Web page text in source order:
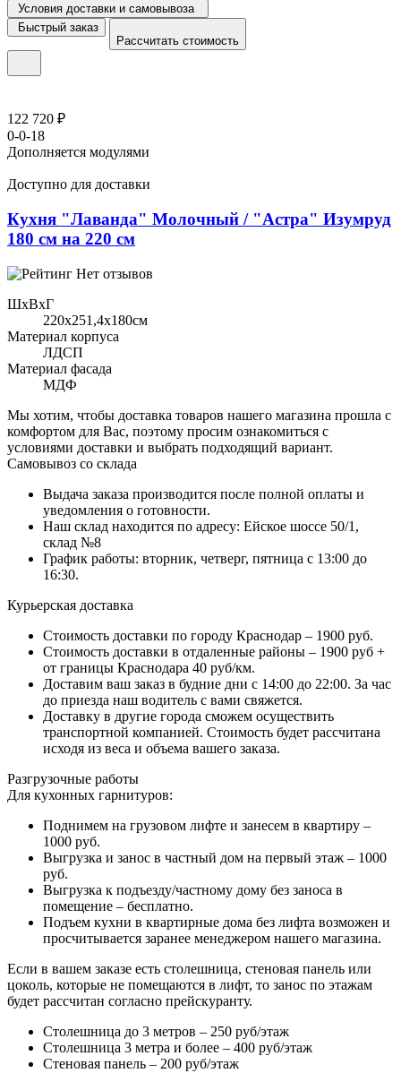
Условия доставки и самовывоза
Быстрый заказ
Рассчитать стоимость
122 720 ₽
0-0-18
Дополняется модулями
Доступно для доставки
Кухня "Лаванда" Молочный / "Астра" Изумруд
180 см на 220 см
Нет отзывов
ШхВхГ
220x251,4х180см
Материал корпуса
ЛДСП
Материал фасада
МДФ
Мы хотим, чтобы доставка товаров нашего магазина прошла с
комфортом для Вас, поэтому просим ознакомиться с
условиями доставки и выбрать подходящий вариант.
Самовывоз со склада
Выдача заказа производится после полной оплаты и
уведомления о готовности.
Наш склад находится по адресу: Ейское шоссе 50/1,
склад №8
График работы: вторник, четверг, пятница с 13:00 до
16:30.
Курьерская доставка
Стоимость доставки по городу Краснодар – 1900 руб.
Стоимость доставки в отдаленные районы – 1900 руб +
от границы Краснодара 40 руб/км.
Доставим ваш заказ в будние дни с 14:00 до 22:00. За час
до приезда наш водитель с вами свяжется.
Доставку в другие города сможем осуществить
транспортной компанией. Стоимость будет рассчитана
исходя из веса и объема вашего заказа.
Разгрузочные работы
Для кухонных гарнитуров:
Поднимем на грузовом лифте и занесем в квартиру –
1000 руб.
Выгрузка и занос в частный дом на первый этаж – 1000
руб.
Выгрузка к подъезду/частному дому без заноса в
помещение – бесплатно.
Подъем кухни в квартирные дома без лифта возможен и
просчитывается заранее менеджером нашего магазина.
Если в вашем заказе есть столешница, стеновая панель или
цоколь, которые не помещаются в лифт, то занос по этажам
будет рассчитан согласно прейскуранту.
Столешница до 3 метров – 250 руб/этаж
Столешница 3 метра и более – 400 руб/этаж
Стеновая панель – 200 руб/этаж